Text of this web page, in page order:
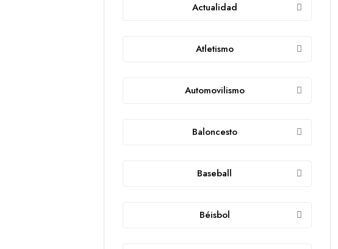
Actualidad
Atletismo
Automovilismo
Baloncesto
Baseball
Béisbol